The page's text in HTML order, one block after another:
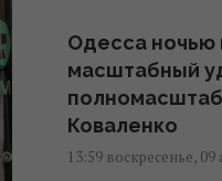
Одесса
масштабный
Коваленко
13:59 воскресенье, 09